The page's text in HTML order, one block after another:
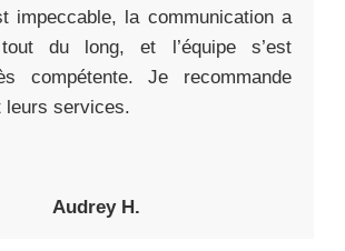
impeccable, la communication a
du long, et l’équipe s’est
compétente. Je recommande
leurs services.
Audrey H.